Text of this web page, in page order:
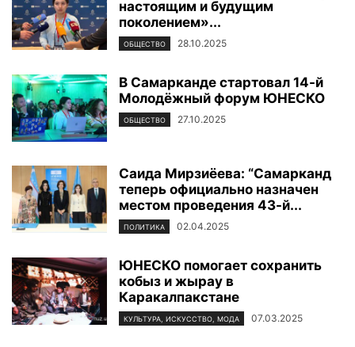
настоящим и будущим
поколением»...
ОБЩЕСТВО 28.10.2025
В Самарканде стартовал 14-й
Молодёжный форум ЮНЕСКО
ОБЩЕСТВО 27.10.2025
Саида Мирзиёева: “Самарканд
теперь официально назначен
местом проведения 43-й...
ПОЛИТИКА 02.04.2025
ЮНЕСКО помогает сохранить
кобыз и жырау в
Каракалпакстане
КУЛЬТУРА, ИСКУССТВО, МОДА 07.03.2025